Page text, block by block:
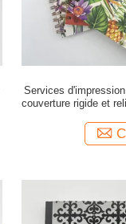
Services
couverture rigide et